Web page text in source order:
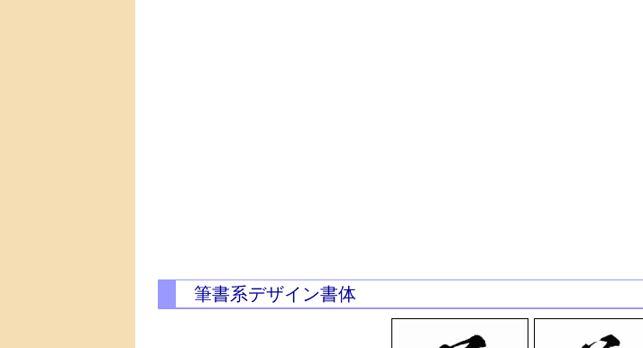
筆書系デザイン書体